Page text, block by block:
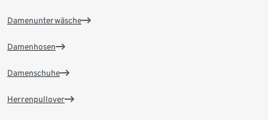
Damenunterwäsche
Damenhosen
Damenschuhe
Herrenpullover